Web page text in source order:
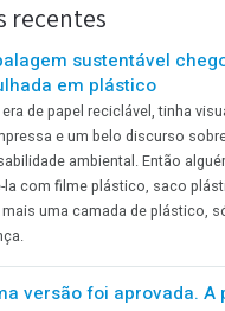
Posts
A embalagem
embrulhada em
A caixa era de papel
verde impressa e um
responsabilidade
bolha e mais uma
segurança.